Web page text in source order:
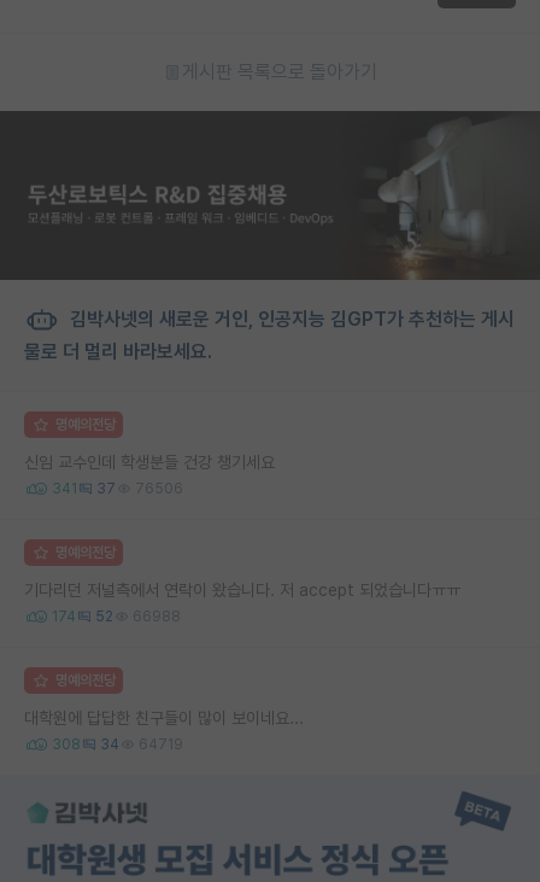
게시판 목록으로 돌아가기
김박사넷의 새로운 거인, 인공지능 김GPT가 추천하는 게시
물로 더 멀리 바라보세요.
명예의전당
신임 교수인데 학생분들 건강 챙기세요
341 37 76506
명예의전당
기다리던 저널측에서 연락이 왔습니다. 저 accept 되었습니다ㅠㅠ
174 52 66988
명예의전당
대학원에 답답한 친구들이 많이 보이네요...
308 34 64719